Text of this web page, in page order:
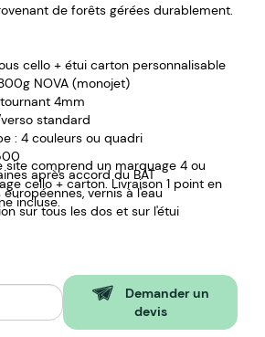
de forêts gérées durablement.
cello + étui carton personnalisable
NOVA (monojet)
4mm
standard
: 4 couleurs ou quadri
après accord du BAT
vernis à l'eau
sur tous les dos et sur l'étui
site comprend un marquage 4 ou
cello + carton. Livraison 1 point en
incluse.
Demander un
devis